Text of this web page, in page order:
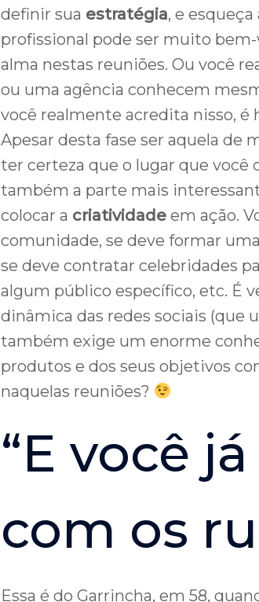
definir sua estratégia, e
profissional pode ser muito
alma nestas reuniões. Ou você
ou uma agência conhecem
você realmente acredita nisso, é
Apesar desta fase ser aquela de
ter certeza que o lugar que você
também a parte mais
colocar a criatividade em ação.
comunidade, se deve formar
se deve contratar celebridades
algum público específico, etc. É
dinâmica das redes sociais (que
também exige um enorme
produtos e dos seus objetivos
naquelas reuniões?
“E você
com os
Essa é do Garrincha, em 58,